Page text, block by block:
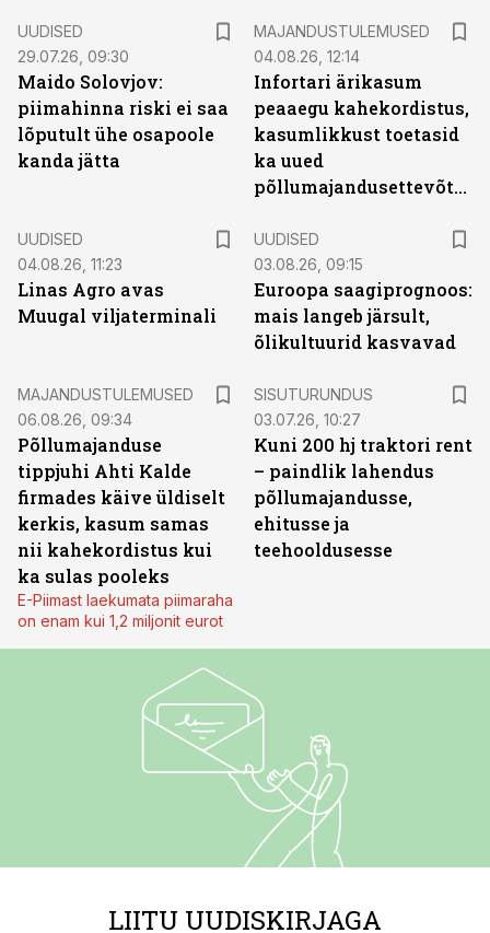
UUDISED
29.07.26, 09:30
Maido Solovjov:
piimahinna riski ei saa
lõputult ühe osapoole
kanda jätta
MAJANDUSTULEMUSED
04.08.26, 12:14
Infortari ärikasum
peaaegu kahekordistus,
kasumlikkust toetasid
ka uued
põllumajandusettevõtted
UUDISED
04.08.26, 11:23
Linas Agro avas
Muugal viljaterminali
UUDISED
03.08.26, 09:15
Euroopa saagiprognoos:
mais langeb järsult,
õlikultuurid kasvavad
MAJANDUSTULEMUSED
06.08.26, 09:34
Põllumajanduse
tippjuhi Ahti Kalde
firmades käive üldiselt
kerkis, kasum samas
nii kahekordistus kui
ka sulas pooleks
E-Piimast laekumata piimaraha
on enam kui 1,2 miljonit eurot
SISUTURUNDUS
03.07.26, 10:27
Kuni 200 hj traktori rent
– paindlik lahendus
põllumajandusse,
ehitusse ja
teehooldusesse
LIITU UUDISKIRJAGA